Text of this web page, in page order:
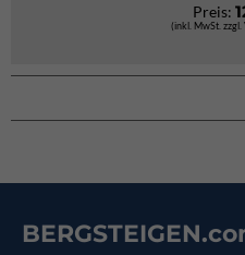
Preis:
(inkl. MwSt.